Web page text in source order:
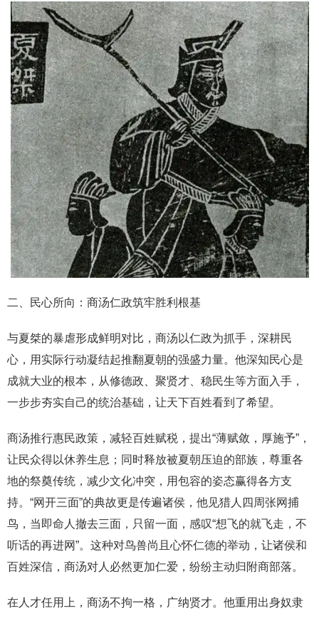
二、民心所向：商汤仁政筑牢胜利根基
与夏桀的暴虐形成鲜明对比，商汤以仁政为抓手，深耕民
心，用实际行动凝结起推翻夏朝的强盛力量。他深知民心是
成就大业的根本，从修德政、聚贤才、稳民生等方面入手，
一步步夯实自己的统治基础，让天下百姓看到了希望。
商汤推行惠民政策，减轻百姓赋税，提出“薄赋敛，厚施予”，
让民众得以休养生息；同时释放被夏朝压迫的部族，尊重各
地的祭奠传统，减少文化冲突，用包容的姿态赢得各方支
持。“网开三面”的典故更是传遍诸侯，他见猎人四周张网捕
鸟，当即命人撤去三面，只留一面，感叹“想飞的就飞走，不
听话的再进网”。这种对鸟兽尚且心怀仁德的举动，让诸侯和
百姓深信，商汤对人必然更加仁爱，纷纷主动归附商部落。
在人才任用上，商汤不拘一格，广纳贤才。他重用出身奴隶